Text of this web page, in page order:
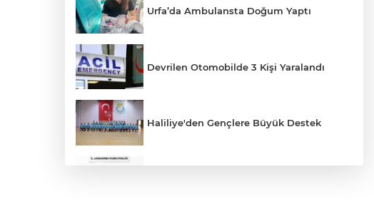
Urfa’da Ambulansta Doğum Yaptı
Devrilen Otomobilde 3 Kişi Yaralandı
Haliliye'den Gençlere Büyük Destek